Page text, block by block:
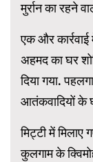
मुर्रान का रहने
एक और
अहमद का घर
दिया गया.
आतंकवादियों के
मिट्टी में
कुलगाम के